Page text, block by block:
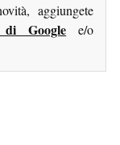
aggiungete
Google e/o